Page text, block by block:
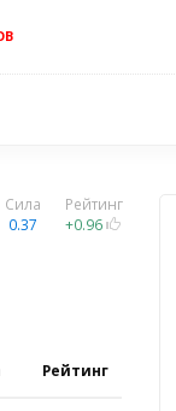
Рейтинг
+0.96
Сила
0.37
Рейтинг